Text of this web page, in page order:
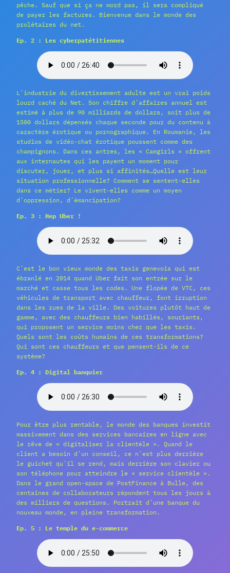
pêche. Sauf que si ça ne mord pas, il sera compliqué
de payer les factures. Bienvenue dans le monde des
prolétaires du net.
Ep. 2 : Les cyberpatétitiennes
Lʹindustrie du divertissement adulte est un vrai poids
lourd caché du Net. Son chiffre dʹaffaires annuel est
estimé à plus de 90 milliards de dollars, soit plus de
1500 dollars dépensés chaque seconde pour du contenu à
caractère érotique ou pornographique. En Roumanie, les
studios de vidéo-chat érotique poussent comme des
champignons. Dans ces antres, les « Camgirls » offrent
aux internautes qui les payent un moment pour
discuter, jouer, et plus si affinités…Quelle est leur
situation professionnelle? Comment se sentent-elles
dans ce métier? Le vivent-elles comme un moyen
dʹoppression, dʹémancipation?
Ep. 3 : Hep Uber !
Cʹest le bon vieux monde des taxis genevois qui est
ébranlé en 2014 quand Uber fait son entrée sur le
marché et casse tous les codes. Une flopée de VTC, ces
véhicules de transport avec chauffeur, font irruption
dans les rues de la ville. Des voitures plutôt haut de
gamme, avec des chauffeurs bien habillés, souriants,
qui proposent un service moins cher que les taxis.
Quels sont les coûts humains de ces transformations?
Qui sont ces chauffeurs et que pensent-ils de ce
système?
Ep. 4 : Digital banquier
Pour être plus rentable, le monde des banques investit
massivement dans des services bancaires en ligne avec
le rêve de « digitaliser la clientèle ». Quand le
client a besoin dʹun conseil, ce nʹest plus derrière
le guichet quʹil se rend, mais derrière son clavier ou
son téléphone pour atteindre le « service clientèle ».
Dans le grand open-space de PostFinance à Bulle, des
centaines de collaborateurs répondent tous les jours à
des milliers de questions. Portrait dʹune banque du
nouveau monde, en pleine transformation.
Ep. 5 : Le temple du e-commerce